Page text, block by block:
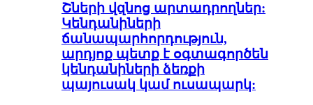
Շների վզնոց արտադրողներ:
Կենդանիների
ճանապարհորդություն,
արդյոք պետք է օգտագործեն
կենդանիների ձեռքի
պայուսակ կամ ուսապարկ: